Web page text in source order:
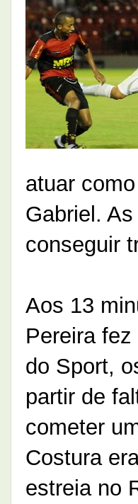
atuar
Gabriel.
conseguir
Aos 13
Pereira
do Sport,
partir de
cometer
Costura
estreia no